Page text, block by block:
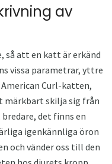
av
så att en katt är erkänd
vissa parametrar, yttre
Curl-katten,
märkbart skilja sig från
det finns en
igenkännliga öron
och vänder oss till den